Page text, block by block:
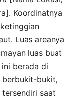
Koordinatnya
Luas areanya
luas buat
berada di
berbukit-bukit,
saat